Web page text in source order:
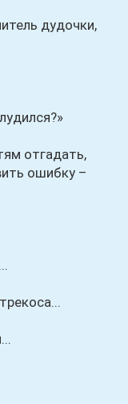
дудочки,
отгадать,
ошибку –